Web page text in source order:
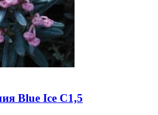
Blue Ice C1,5